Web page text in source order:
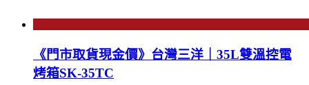
《門市取貨現金價》台灣三洋｜35L雙溫控電
烤箱SK-35TC